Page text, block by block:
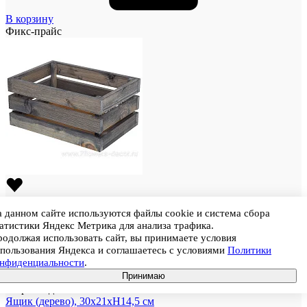
В корзину
Фикс-прайс
Ящик (дерево), 30х21хH14,5 см
данном сайте используются файлы cookie и система сбора
Яндекс Метрика для анализа трафика.
использовать сайт, вы принимаете условия
Яндекса и соглашаетесь с условиями Политики
.
Принимаю